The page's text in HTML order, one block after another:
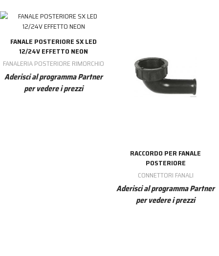
FANALE POSTERIORE SX LED
12/24V EFFETTO NEON
FANALERIA POSTERIORE RIMORCHIO
Aderisci al programma Partner
per vedere i prezzi
RACCORDO PER FANALE
POSTERIORE
CONNETTORI FANALI
Aderisci al programma Partner
per vedere i prezzi